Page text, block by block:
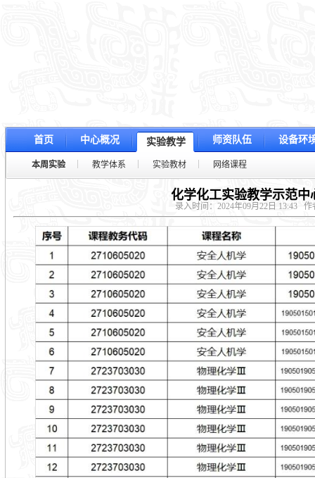
首页 中心概况 实验教学 师资队伍 设备环
本周实验 教学体系 实验教材 网络课程
化学化工实验教学示范中
录入时间：2024年09月22日 13:43 作